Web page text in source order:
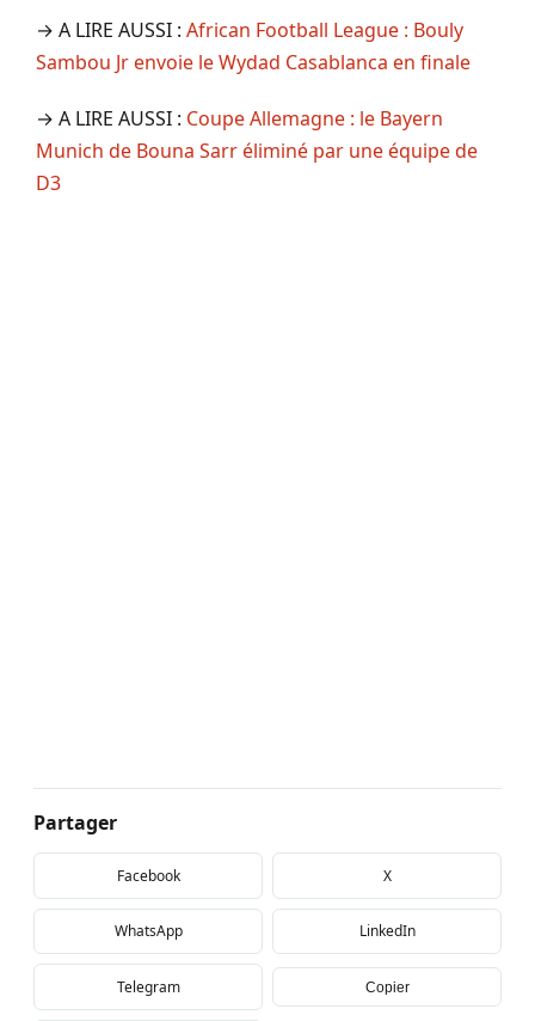
→ A LIRE AUSSI : African Football League : Bouly
Sambou Jr envoie le Wydad Casablanca en finale
→ A LIRE AUSSI : Coupe Allemagne : le Bayern
Munich de Bouna Sarr éliminé par une équipe de
D3
Partager
Facebook X
WhatsApp LinkedIn
Telegram Copier